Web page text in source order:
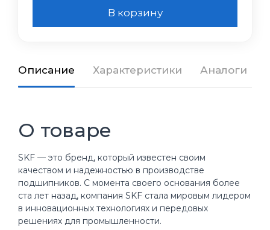
В корзину
Описание Характеристики Аналоги
О товаре
SKF — это бренд, который известен своим
качеством и надежностью в производстве
подшипников. С момента своего основания более
ста лет назад, компания SKF стала мировым лидером
в инновационных технологиях и передовых
решениях для промышленности.